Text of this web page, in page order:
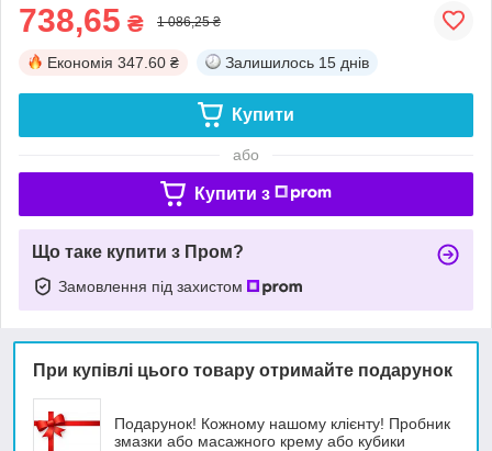
738,65 ₴ 1 086,25 ₴
Економія 347.60 ₴ Залишилось 15 днів
Купити
або
Купити з
Що таке купити з Пром?
Замовлення під захистом
При купівлі цього товару отримайте подарунок
Подарунок! Кожному нашому клієнту! Пробник
змазки або масажного крему або кубики